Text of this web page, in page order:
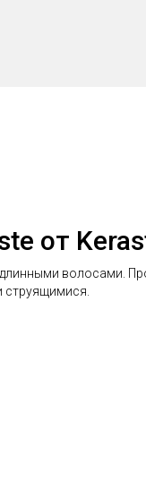
от
волосами.
струящимися.